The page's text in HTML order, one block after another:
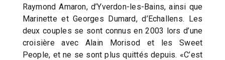
Raymond Amaron, d’Yverdon-les-Bains, ainsi que
Marinette et Georges Dumard, d’Echallens. Les
deux couples se sont connus en 2003 lors d’une
croisière avec Alain Morisod et les Sweet
People, et ne se sont plus quittés depuis. «C’est